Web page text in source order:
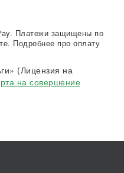
Платежи защищены по
Подробнее про оплату
(Лицензия на
на совершение